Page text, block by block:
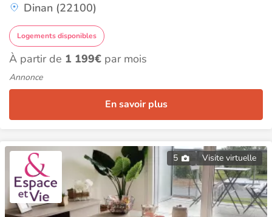
Dinan (22100)
Logements disponibles
À partir de 1 199€ par mois
Annonce
En savoir plus
5 Visite virtuelle